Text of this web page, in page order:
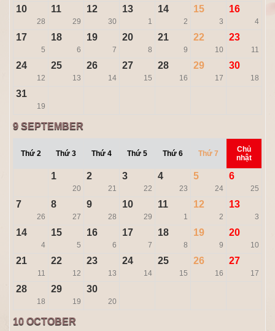
10
28
11
29
12
30
13
1
14
2
15
3
16
4
17
5
18
6
19
7
20
8
21
9
22
10
23
11
24
12
25
13
26
14
27
15
28
16
29
17
30
18
31
19
9 SEPTEMBER
Thứ 2 Thứ 3 Thứ 4 Thứ 5 Thứ 6 Thứ 7
Chủ
nhật
1
20
2
21
3
22
4
23
5
24
6
25
7
26
8
27
9
28
10
29
11
1
12
2
13
3
14
4
15
5
16
6
17
7
18
8
19
9
20
10
21
11
22
12
23
13
24
14
25
15
26
16
27
17
28
18
29
19
30
20
10 OCTOBER